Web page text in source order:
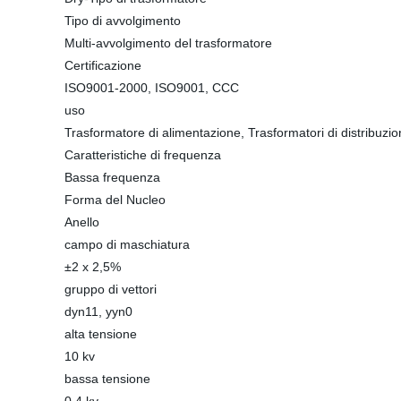
Tipo di avvolgimento
Multi-avvolgimento del trasformatore
Certificazione
ISO9001-2000, ISO9001, CCC
uso
Trasformatore di alimentazione, Trasformatori di
Caratteristiche di frequenza
Bassa frequenza
Forma del Nucleo
Anello
campo di maschiatura
±2 x 2,5%
gruppo di vettori
dyn11, yyn0
alta tensione
10 kv
bassa tensione